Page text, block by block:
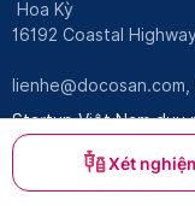
Xét
Hoa Kỳ
16192 Coastal
lienhe@docosan.com,
Startup Việt Nam duy
thành viên của: